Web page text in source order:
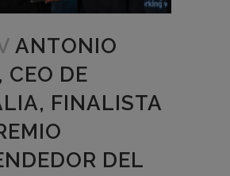
ANTONIO
CEO DE
FINALISTA
DEL